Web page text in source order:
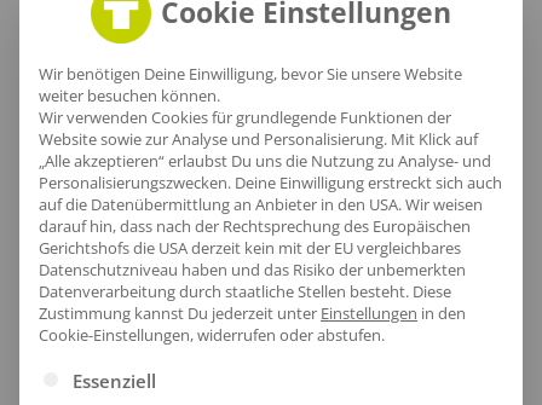
Lieferzeit
[jgm-review-widget]
Kundenprojekte
Cookie Einstellungen
Wir benötigen Deine Einwilligung, bevor Sie unsere Website
weiter besuchen können.
Wir verwenden Cookies für grundlegende Funktionen der
Website sowie zur Analyse und Personalisierung. Mit Klick auf
„Alle akzeptieren“ erlaubst Du uns die Nutzung zu Analyse- und
Personalisierungszwecken. Deine Einwilligung erstreckt sich auch
auf die Datenübermittlung an Anbieter in den USA. Wir weisen
darauf hin, dass nach der Rechtsprechung des Europäischen
Gerichtshofs die USA derzeit kein mit der EU vergleichbares
Datenschutzniveau haben und das Risiko der unbemerkten
Datenverarbeitung durch staatliche Stellen besteht. Diese
Zustimmung kannst Du jederzeit unter Einstellungen in den
Cookie-Einstellungen, widerrufen oder abstufen.
Es folgt eine Liste der Service-Gruppen, für die eine
Essenziell